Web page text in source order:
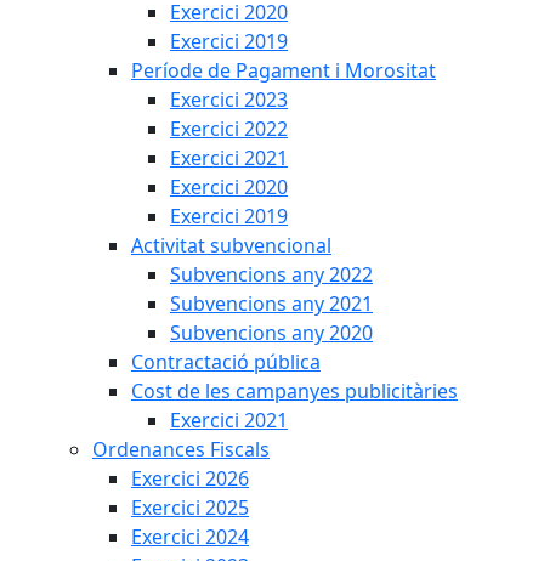
Exercici 2020
Exercici 2019
Període de Pagament i Morositat
Exercici 2023
Exercici 2022
Exercici 2021
Exercici 2020
Exercici 2019
Activitat subvencional
Subvencions any 2022
Subvencions any 2021
Subvencions any 2020
Contractació pública
Cost de les campanyes publicitàries
Exercici 2021
Ordenances Fiscals
Exercici 2026
Exercici 2025
Exercici 2024